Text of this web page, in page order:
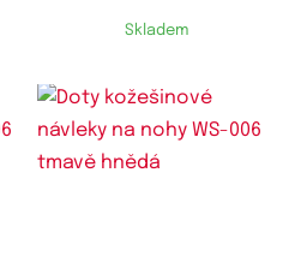
Skladem